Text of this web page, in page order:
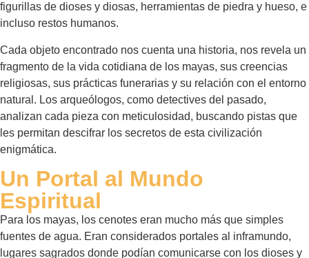
figurillas de dioses y diosas, herramientas de piedra y hueso, e
incluso restos humanos.
Cada objeto encontrado nos cuenta una historia, nos revela un
fragmento de la vida cotidiana de los mayas, sus creencias
religiosas, sus prácticas funerarias y su relación con el entorno
natural. Los arqueólogos, como detectives del pasado,
analizan cada pieza con meticulosidad, buscando pistas que
les permitan descifrar los secretos de esta civilización
enigmática.
Un Portal al Mundo
Espiritual
Para los mayas, los cenotes eran mucho más que simples
fuentes de agua. Eran considerados portales al inframundo,
lugares sagrados donde podían comunicarse con los dioses y